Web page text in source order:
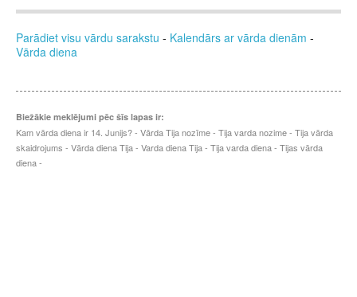
Parādiet visu vārdu sarakstu - Kalendārs ar vārda dienām -
Vārda diena
Biežākie meklējumi pēc šīs lapas ir:
Kam vārda diena ir 14. Junijs? - Vārda Tija nozīme - Tija varda nozime - Tija vārda
skaidrojums - Vārda diena Tija - Varda diena Tija - Tija varda diena - Tijas vārda
diena -